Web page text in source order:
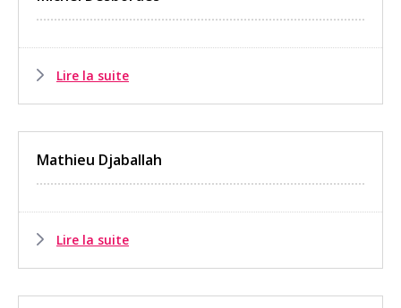
Lire la suite
Mathieu Djaballah
Lire la suite